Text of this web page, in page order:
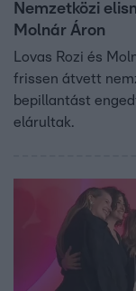
Nemzetközi
Molnár Áron
Lovas Rozi és
frissen átvett
bepillantást
elárultak.